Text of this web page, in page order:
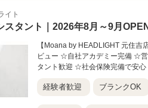
イト
スタント｜2026年8月～9月
【Moana by HEADLIGHT 元住
ビュー ☆自社アカデミー完備 ☆
タント歓迎 ☆社会保険完備で安
経験者歓迎 ブランクOK